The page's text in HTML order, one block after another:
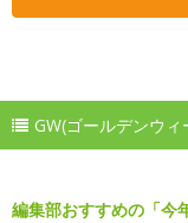
GW(ゴールデンウ
編集部おすすめの「今